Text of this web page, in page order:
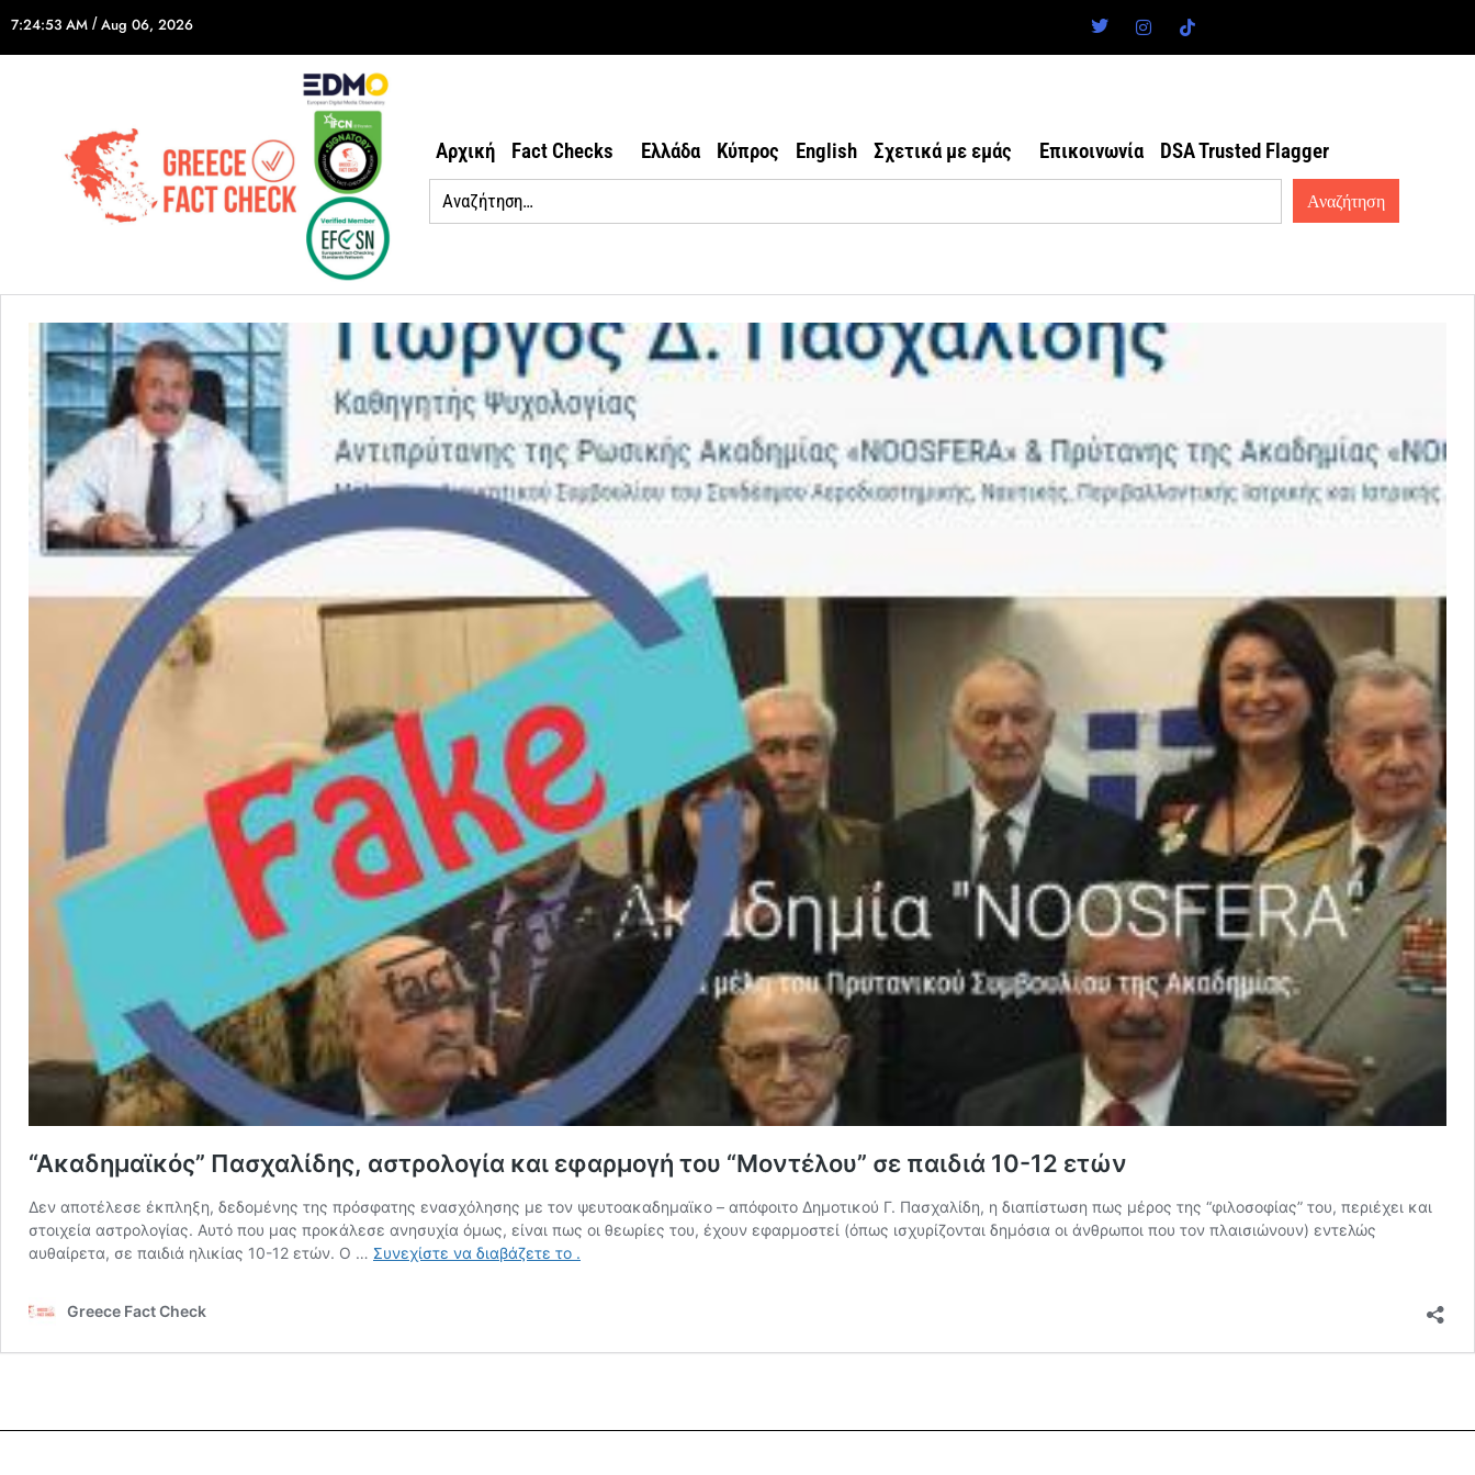
7:24:53 AM / Aug 06, 2026
Αρχική Fact Checks Ελλάδα Κύπρος English Σχετικά με εμάς Επικοινωνία DSA Trusted Flagger
“Ακαδημαϊκός” Πασχαλίδης, αστρολογία και εφαρμογή του “Μοντέλου” σε παιδιά 10-12 ετών
Δεν αποτέλεσε έκπληξη, δεδομένης της πρόσφατης ενασχόλησης με τον ψευτοακαδημαϊκο – απόφοιτο Δημοτικού Γ. Πασχαλίδη, η διαπίστωση πως μέρος της “φιλοσοφίας” του, περιέχει και
στοιχεία αστρολογίας. Αυτό που μας προκάλεσε ανησυχία όμως, είναι πως οι θεωρίες του, έχουν εφαρμοστεί (όπως ισχυρίζονται δημόσια οι άνθρωποι που τον πλαισιώνουν) εντελώς
αυθαίρετα, σε παιδιά ηλικίας 10-12 ετών. Ο … Συνεχίστε να διαβάζετε το .
Greece Fact Check